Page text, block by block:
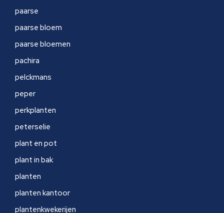
paarse
paarse bloem
paarse bloemen
pachira
pelckmans
peper
perkplanten
peterselie
plant en pot
plant in bak
planten
planten kantoor
plantenkwekerijen